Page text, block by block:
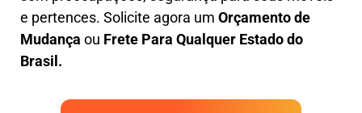
e pertences. Solicite agora um Orçamento de
Mudança ou Frete Para Qualquer Estado do
Brasil.